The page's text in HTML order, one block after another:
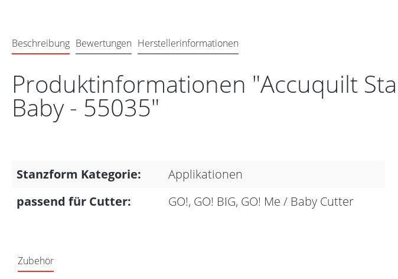
Beschreibung Bewertungen Herstellerinformationen
Produktinformationen "Accuquilt
Baby - 55035"
Stanzform Kategorie:
Applikationen
passend für Cutter:
GO!, GO! BIG, GO! Me / Baby Cutter
Zubehör